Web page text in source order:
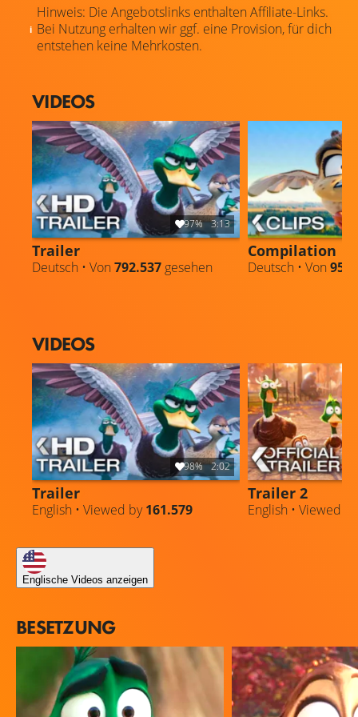
Hinweis: Die Angebotslinks enthalten Affiliate-Links.
Bei Nutzung erhalten wir ggf. eine Provision, für dich
entstehen keine Mehrkosten.
VIDEOS
97% 3:13
Trailer
Deutsch • Von792.537 gesehen
Compilation
Deutsch • Von
VIDEOS
98% 2:02
Trailer
English • Viewed by161.579
Trailer 2
English • Viewed
Englische Videos anzeigen
BESETZUNG